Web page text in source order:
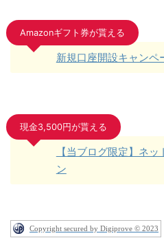
Amazonギフト券が貰える
新規口座開設キャンペ
現金3,500円が貰える
【当ブログ限定】ネ
ン
Copyright secured by Digiprove © 2023